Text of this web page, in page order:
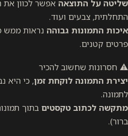
שליטה על התוצאה אפשר לכוון
התחלתית, צבעים ועוד.
איכות התמונות גבוהה נראות ממש
פרטים קטנים.
⚠️ חסרונות שחשוב להכיר
יצירת התמונה לוקחת זמן, כי היא
לתמונה.
מתקשה לכתוב טקסטים בתוך
ברור).